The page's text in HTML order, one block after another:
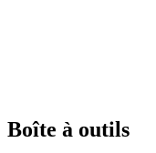
Boîte à outils